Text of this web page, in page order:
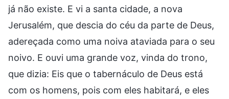
já não existe. E vi a santa cidade, a nova
Jerusalém, que descia do céu da parte de Deus,
adereçada como uma noiva ataviada para o seu
noivo. E ouvi uma grande voz, vinda do trono,
que dizia: Eis que o tabernáculo de Deus está
com os homens, pois com eles habitará, e eles